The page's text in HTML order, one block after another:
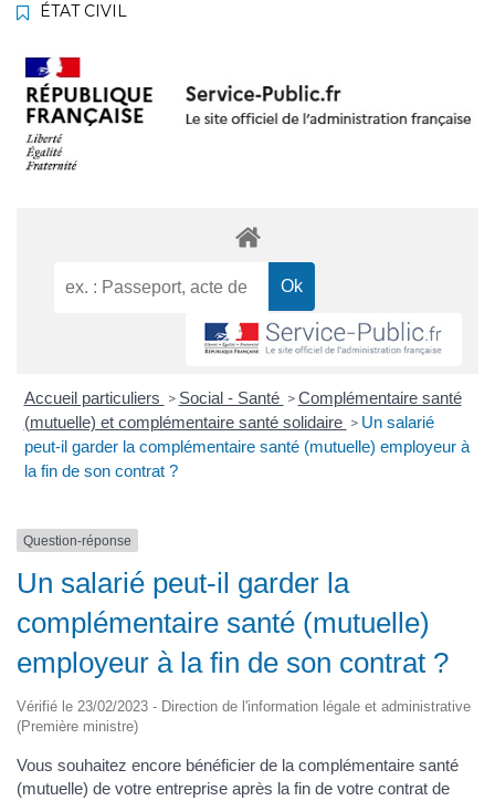
ÉTAT CIVIL
Accueil particuliers > Social - Santé > Complémentaire santé
(mutuelle) et complémentaire santé solidaire > Un salarié
peut-il garder la complémentaire santé (mutuelle) employeur à
la fin de son contrat ?
Question-réponse
Un salarié peut-il garder la
complémentaire santé (mutuelle)
employeur à la fin de son contrat ?
Vérifié le 23/02/2023 - Direction de l'information légale et administrative
(Première ministre)
Vous souhaitez encore bénéficier de la complémentaire santé
(mutuelle) de votre entreprise après la fin de votre contrat de